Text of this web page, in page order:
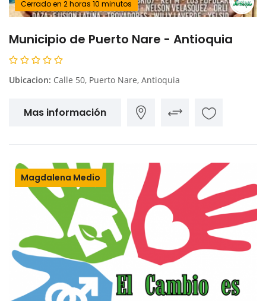
Cerrado en 2 horas 10 minutos
Municipio de Puerto Nare - Antioquia
Ubicacion: Calle 50, Puerto Nare, Antioquia
Mas información
Magdalena Medio